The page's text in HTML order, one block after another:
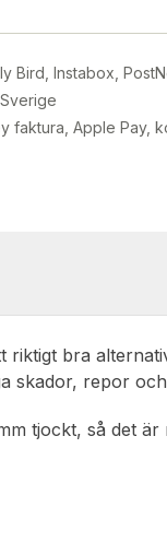
Bird, Instabox,
faktura, Apple Pay,
riktigt bra
skador, repor
tjockt, så det är